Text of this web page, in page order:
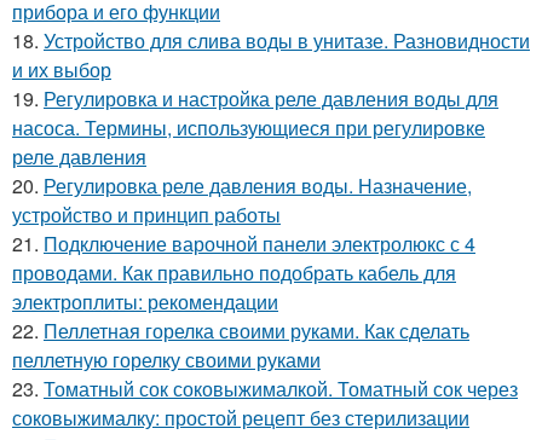
прибора и его функции
18. Устройство для слива воды в унитазе. Разновидности
и их выбор
19. Регулировка и настройка реле давления воды для
насоса. Термины, использующиеся при регулировке
реле давления
20. Регулировка реле давления воды. Назначение,
устройство и принцип работы
21. Подключение варочной панели электролюкс с 4
проводами. Как правильно подобрать кабель для
электроплиты: рекомендации
22. Пеллетная горелка своими руками. Как сделать
пеллетную горелку своими руками
23. Томатный сок соковыжималкой. Томатный сок через
соковыжималку: простой рецепт без стерилизации